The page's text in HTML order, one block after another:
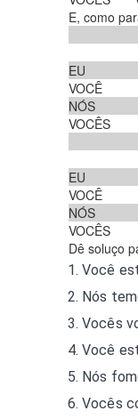
E, como
EU
VOCÊ
NÓS
VOCÊS
EU
VOCÊ
NÓS
VOCÊS
Dê soluço
Você
Nós
Vocês
Você
Nós
Vocês